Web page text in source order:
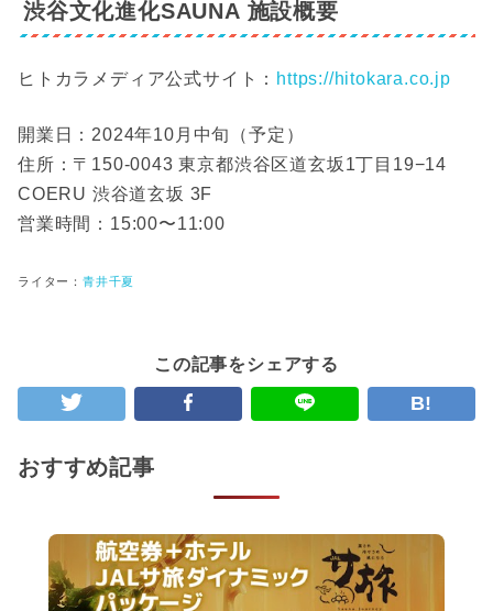
渋谷文化進化SAUNA 施設概要
ヒトカラメディア公式サイト： https://hitokara.co.jp
開業日：2024年10月中旬（予定）
住所：〒150-0043 東京都渋谷区道玄坂1丁目19−14
COERU 渋谷道玄坂 3F
営業時間：15:00〜11:00
ライター： 青井千夏
この記事をシェアする
B!
おすすめ記事